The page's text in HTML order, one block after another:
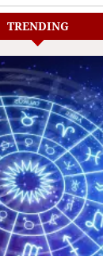
TRENDING